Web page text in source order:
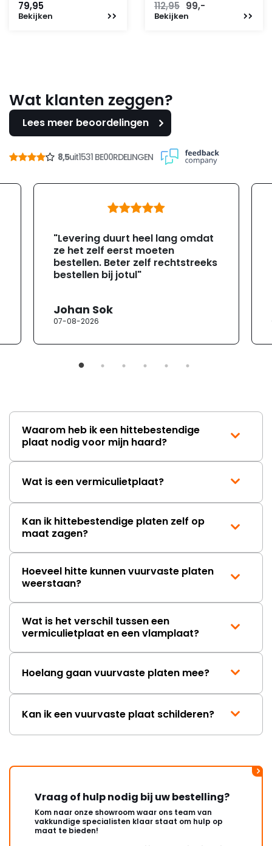
79,95
Bekijken
112,95 Oorspronkelijke
prijs
99,-
Bekijken
Wat klanten zeggen?
Lees meer beoordelingen
8,5uit1531 BE00RDELINGEN
"Levering duurt heel lang omdat
ze het zelf eerst moeten
bestellen. Beter zelf rechtstreeks
bestellen bij jotul"
Johan Sok
07-08-2026
Waarom heb ik een hittebestendige
plaat nodig voor mijn haard?
Wat is een vermiculietplaat?
Kan ik hittebestendige platen zelf op
maat zagen?
Hoeveel hitte kunnen vuurvaste platen
weerstaan?
Wat is het verschil tussen een
vermiculietplaat en een vlamplaat?
Hoelang gaan vuurvaste platen mee?
Kan ik een vuurvaste plaat schilderen?
Vraag of hulp nodig bij uw bestelling?
Kom naar onze showroom waar ons team van
vakkundige specialisten klaar staat om hulp op
maat te bieden!